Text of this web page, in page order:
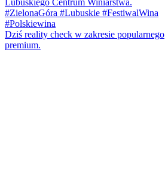
Dziś reality check w zakresie popularnego
premium.